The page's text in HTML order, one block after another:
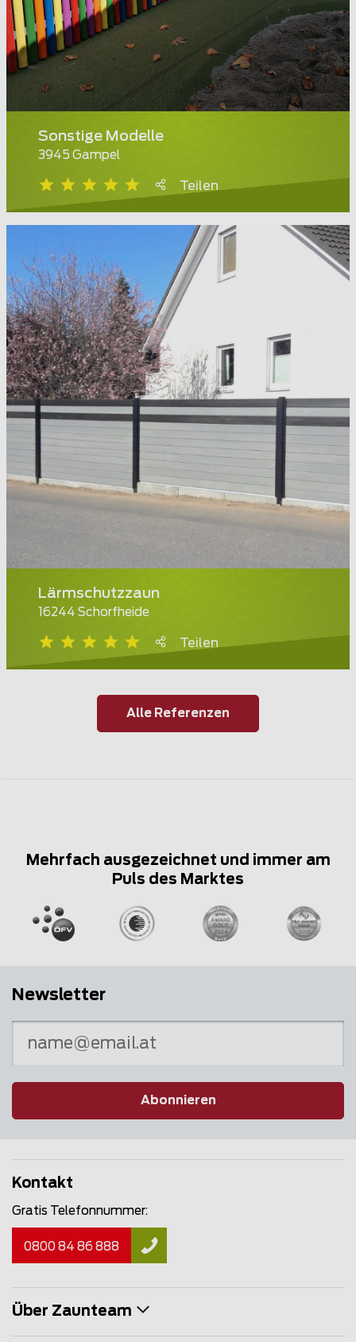
Sonstige Modelle
3945 Gampel
Teilen
Lärmschutzzaun
16244 Schorfheide
Teilen
Alle Referenzen
Mehrfach ausgezeichnet und immer am
Puls des Marktes
Newsletter
Abonnieren
Kontakt
Gratis Telefonnummer:
0800 84 86 888
Über Zaunteam